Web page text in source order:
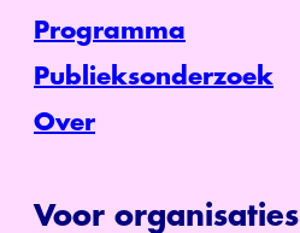
Programma
Publieksonderzoek
Over
Voor organisaties